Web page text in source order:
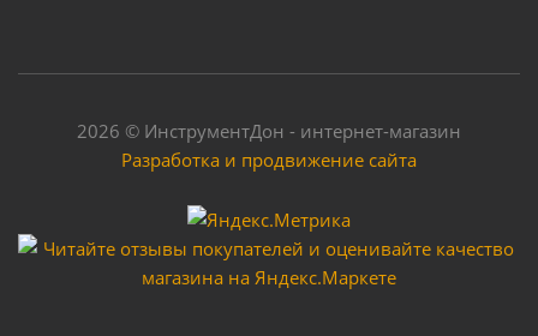
2026 © ИнструментДон - интернет-магазин
Разработка и продвижение сайта